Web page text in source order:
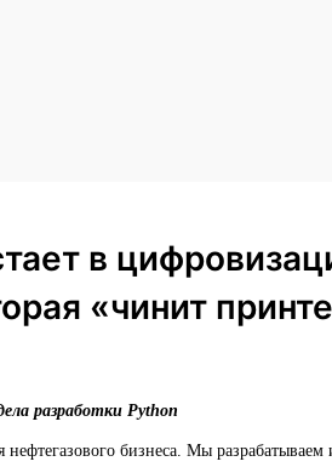
в
«чинит
разработки Python
бизнеса. Мы разрабатываем